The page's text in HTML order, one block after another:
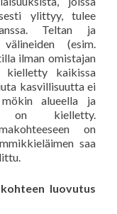
ylittyy, tulee
Teltan ja
(esim.
ilman omistajan
kaikissa
kasvillisuutta ei
alueella ja
on kielletty.
on
saa
luovutus